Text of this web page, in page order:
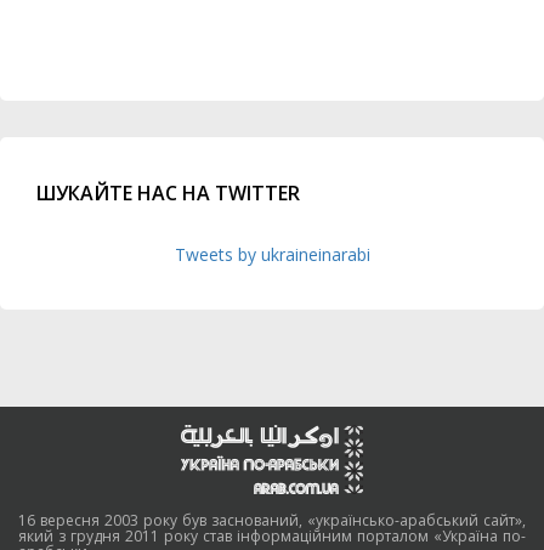
ШУКАЙТЕ НАС НА TWITTER
Tweets by ukraineinarabi
16 вересня 2003 року був заснований, «українсько-арабський сайт»,
який з грудня 2011 року став інформаційним порталом «Україна по-